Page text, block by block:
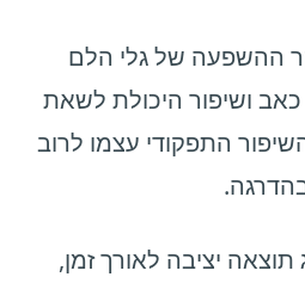
ההשפעה של גלי הלם
ושיפור היכולת לשאת
התפקודי עצמו לרוב
תוצאה יציבה לאורך זמן,